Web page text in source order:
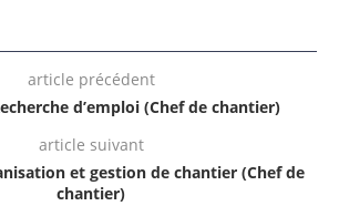
article précédent
d’emploi (Chef de chantier)
article suivant
et gestion de chantier (Chef de
chantier)